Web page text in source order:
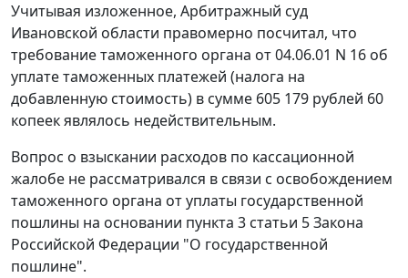
Учитывая изложенное, Арбитражный суд
Ивановской области правомерно посчитал, что
требование таможенного органа от 04.06.01 N 16 об
уплате таможенных платежей (налога на
добавленную стоимость) в сумме 605 179 рублей 60
копеек являлось недействительным.
Вопрос о взыскании расходов по кассационной
жалобе не рассматривался в связи с освобождением
таможенного органа от уплаты государственной
пошлины на основании пункта 3 статьи 5Закона
Российской Федерации "О государственной
пошлине".